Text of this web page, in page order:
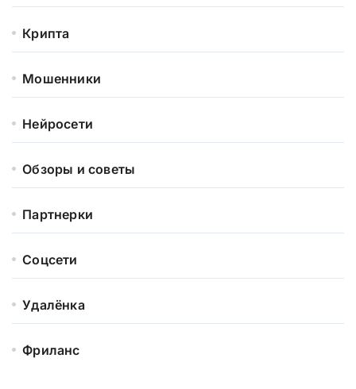
Крипта
Мошенники
Нейросети
Обзоры и советы
Партнерки
Соцсети
Удалёнка
Фриланс